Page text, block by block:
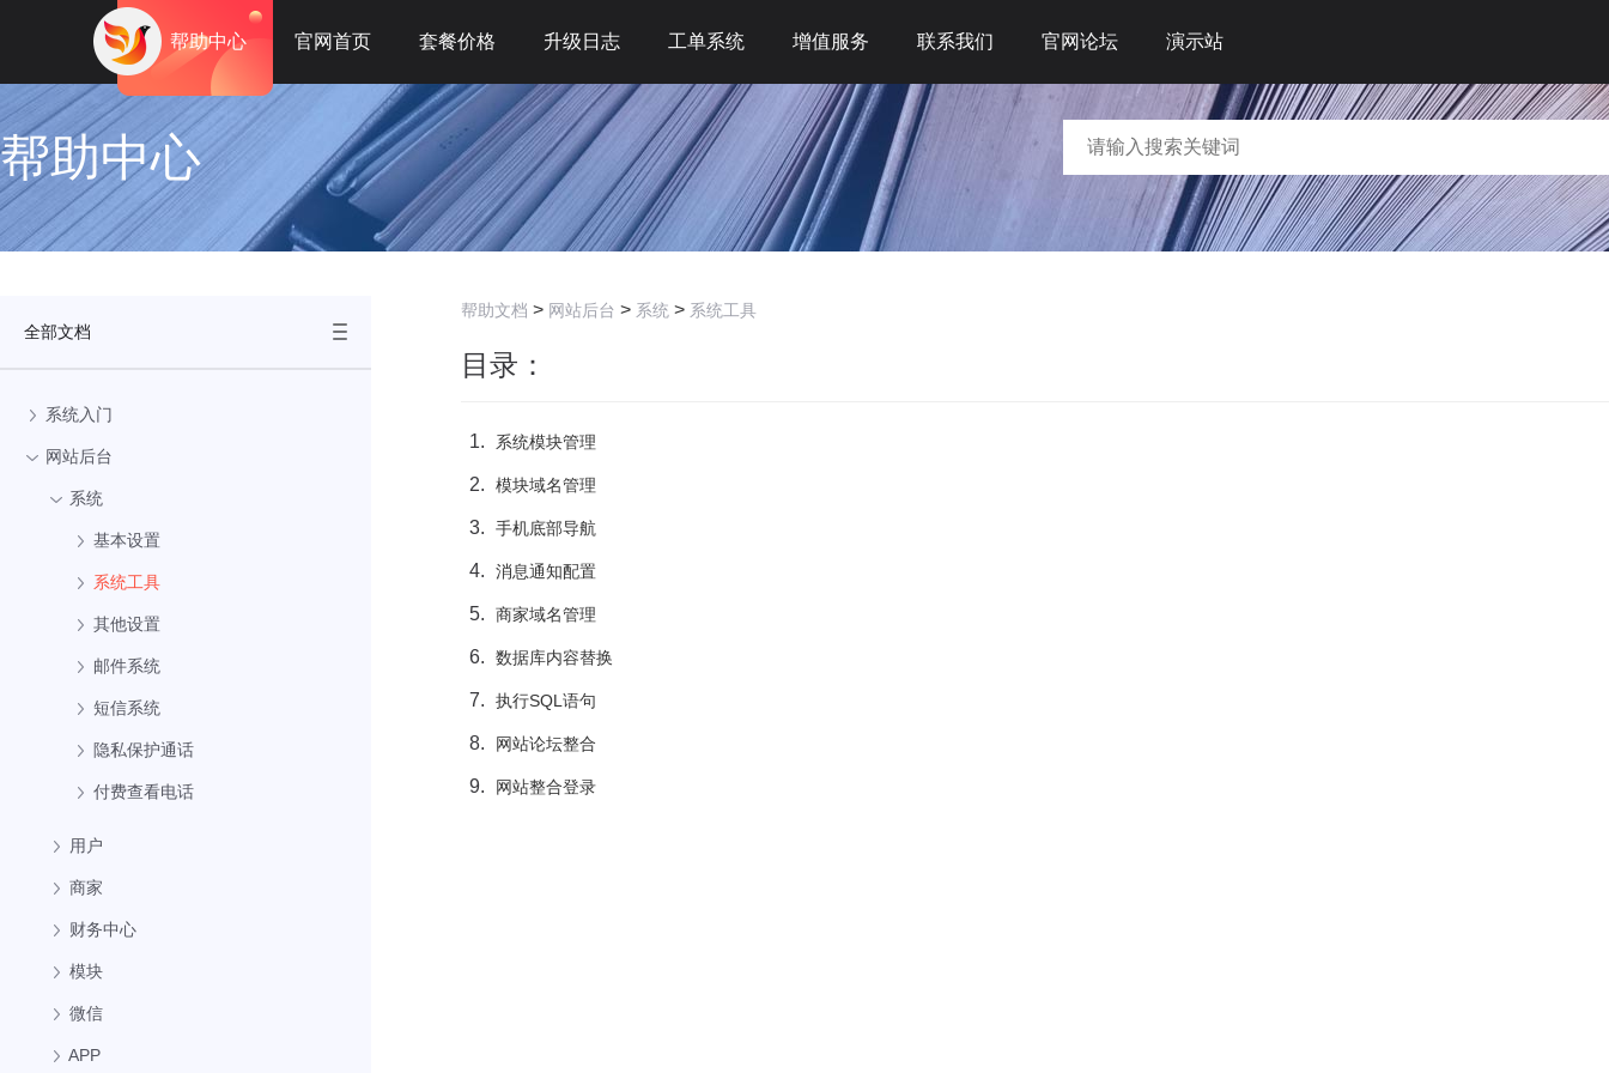
帮助中心 官网首页 套餐价格 升级日志 工单系统 增值服务 联系我们 官网论坛 演示站
帮助中心
全部文档
系统入门
网站后台
系统
基本设置
系统工具
其他设置
邮件系统
短信系统
隐私保护通话
付费查看电话
用户
商家
财务中心
模块
微信
APP
帮助文档 > 网站后台 > 系统 > 系统工具
目录：
系统模块管理
模块域名管理
手机底部导航
消息通知配置
商家域名管理
数据库内容替换
执行SQL语句
网站论坛整合
网站整合登录